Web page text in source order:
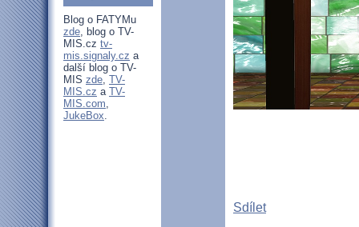
Blog o FATYMu
zde, blog o TV-
MIS.cz tv-
mis.signaly.cz a
další blog o TV-
MIS zde, TV-
MIS.cz a TV-
MIS.com,
JukeBox.
Sdílet